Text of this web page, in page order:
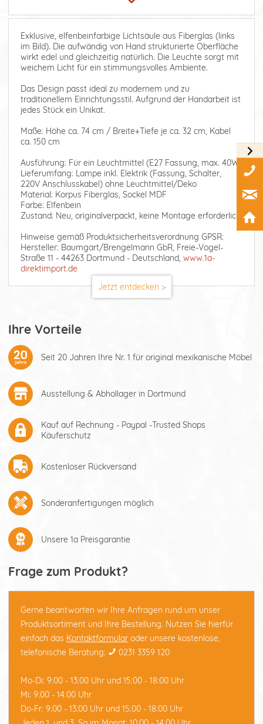
Exklusive, elfenbeinfarbige Lichtsäule aus Fiberglas (links
im Bild). Die aufwändig von Hand strukturierte Oberfläche
wirkt edel und gleichzeitig natürlich. Die Leuchte sorgt mit
weichem Licht für ein stimmungsvolles Ambiente.
Das Design passt ideal zu modernem und zu
traditionellem Einrichtungsstil. Aufgrund der Handarbeit ist
jedes Stück ein Unikat.
Maße: Höhe ca. 74 cm / Breite+Tiefe je ca. 32 cm, Kabel
ca. 150 cm
Ausführung: Für ein Leuchtmittel (E27 Fassung, max. 40W)
Lieferumfang: Lampe inkl. Elektrik (Fassung, Schalter,
220V Anschlusskabel) ohne Leuchtmittel/Deko
Material: Korpus Fiberglas, Sockel MDF
Farbe: Elfenbein
Zustand: Neu, originalverpackt, keine Montage erforderlich
Hinweise gemäß Produktsicherheitsverordnung GPSR:
Hersteller: Baumgart/Brengelmann GbR, Freie-Vogel-
Straße 11 - 44263 Dortmund - Deutschland, www.1a-
direktimport.de
Jetzt entdecken >
Ihre Vorteile
Seit 20 Jahren Ihre Nr. 1 für original mexikanische Möbel
Ausstellung & Abhollager in Dortmund
Kauf auf Rechnung - Paypal -Trusted Shops
Käuferschutz
Kostenloser Rückversand
Sonderanfertigungen möglich
Unsere 1a Preisgarantie
Frage zum Produkt?
Gerne beantworten wir Ihre Anfragen rund um unser
Produktsortiment und Ihre Bestellung. Nutzen Sie hierfür
einfach das Kontaktformular oder unsere kostenlose,
telefonische Beratung:
0231 3359 120
Mo-Di: 9:00 - 13:00 Uhr und 15:00 - 18:00 Uhr
Mi: 9:00 - 14:00 Uhr
Do-Fr: 9:00 - 13:00 Uhr und 15:00 - 18:00 Uhr